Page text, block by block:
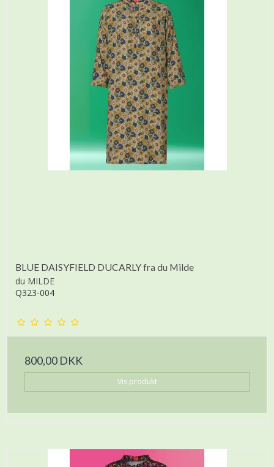
BLUE DAISYFIELD DUCARLY fra du Milde
du MILDE
Q323-004
800,00 DKK
Vis produkt